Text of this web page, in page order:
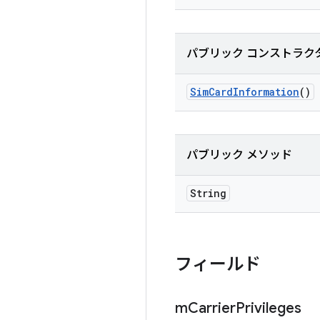
パブリック コンストラク
SimCardInformation()
パブリック メソッド
String
フィールド
mCarrierPrivileges